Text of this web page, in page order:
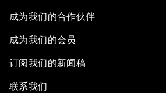
成为我们的合作伙伴
成为我们的会员
订阅我们的新闻稿
联系我们